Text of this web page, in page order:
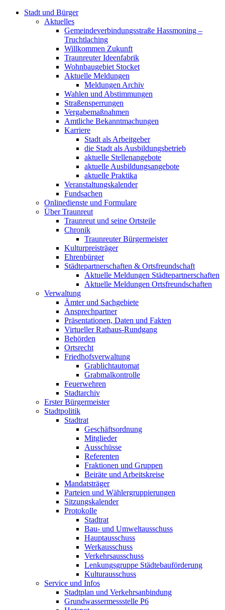
Stadt und Bürger
Aktuelles
Gemeindeverbindungsstraße Hassmoning –
Truchtlaching
Willkommen Zukunft
Traunreuter Ideenfabrik
Wohnbaugebiet Stocket
Aktuelle Meldungen
Meldungen Archiv
Wahlen und Abstimmungen
Straßensperrungen
Vergabemaßnahmen
Amtliche Bekanntmachungen
Karriere
Stadt als Arbeitgeber
die Stadt als Ausbildungsbetrieb
aktuelle Stellenangebote
aktuelle Ausbildungsangebote
aktuelle Praktika
Veranstaltungskalender
Fundsachen
Onlinedienste und Formulare
Über Traunreut
Traunreut und seine Ortsteile
Chronik
Traunreuter Bürgermeister
Kulturpreisträger
Ehrenbürger
Städtepartnerschaften & Ortsfreundschaft
Aktuelle Meldungen Städtepartnerschaften
Aktuelle Meldungen Ortsfreundschaften
Verwaltung
Ämter und Sachgebiete
Ansprechpartner
Präsentationen, Daten und Fakten
Virtueller Rathaus-Rundgang
Behörden
Ortsrecht
Friedhofsverwaltung
Grablichtautomat
Grabmalkontrolle
Feuerwehren
Stadtarchiv
Erster Bürgermeister
Stadtpolitik
Stadtrat
Geschäftsordnung
Mitglieder
Ausschüsse
Referenten
Fraktionen und Gruppen
Beiräte und Arbeitskreise
Mandatsträger
Parteien und Wählergruppierungen
Sitzungskalender
Protokolle
Stadtrat
Bau- und Umweltausschuss
Hauptausschuss
Werkausschuss
Verkehrsausschuss
Lenkungsgruppe Städtebauförderung
Kulturausschuss
Service und Infos
Stadtplan und Verkehrsanbindung
Grundwassermessstelle P6